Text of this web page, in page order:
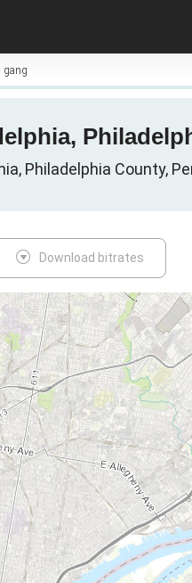
gang
Philadelphia County,
Download bitrates